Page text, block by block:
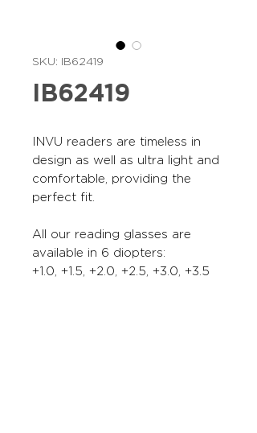
SKU: IB62419
IB62419
INVU readers are timeless in
design as well as ultra light and
comfortable, providing the
perfect fit.
All our reading glasses are
available in 6 diopters:
+1.0, +1.5, +2.0, +2.5, +3.0, +3.5